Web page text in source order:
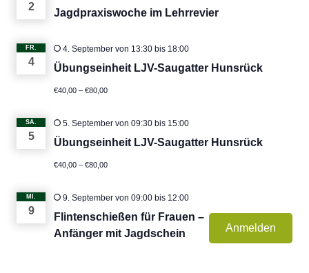
2
Jagdpraxiswoche im Lehrrevier
FR.
4
4. September von 13:30 bis 18:00
Übungseinheit LJV-Saugatter Hunsrück
€40,00 – €80,00
SA.
5
5. September von 09:30 bis 15:00
Übungseinheit LJV-Saugatter Hunsrück
€40,00 – €80,00
MI.
9
9. September von 09:00 bis 12:00
Flintenschießen für Frauen –
Anfänger mit Jagdschein
Anmelden